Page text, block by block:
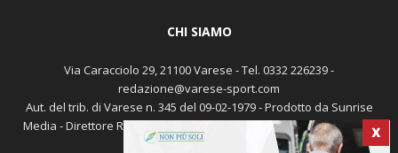
X
CHI SIAMO
Via Caracciolo 29, 21100 Varese - Tel. 0332 226239 -
redazione@varese-sport.com
Aut. del trib. di Varese n. 345 del 09-02-1979 - Prodotto da Sunrise
Media - Direttore Responsabile: Michele Marocco -Cookie policy
Pubblicità